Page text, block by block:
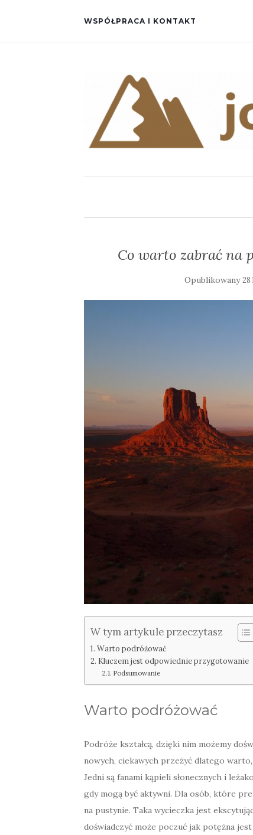
WSPÓŁPRACA I KONTAKT
Co warto zabrać na
Opublikowany28
W tym artykule przeczytasz
Warto podróżować
Kluczem jest odpowiednie przygotowanie
Podsumowanie
Warto podróżować
Podróże kształcą, dzięki nim możemy
nowych, ciekawych przeżyć dlatego
Jedni są fanami kąpieli słonecznych i
gdy mogą być aktywni. Dla osób, które
na pustynie. Taka wycieczka jest
doświadczyć może poczuć jak potężna